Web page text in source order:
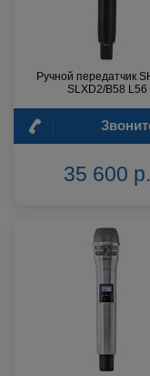
Ручной передатчик
SLXD2/B58 L56
35 600 р.